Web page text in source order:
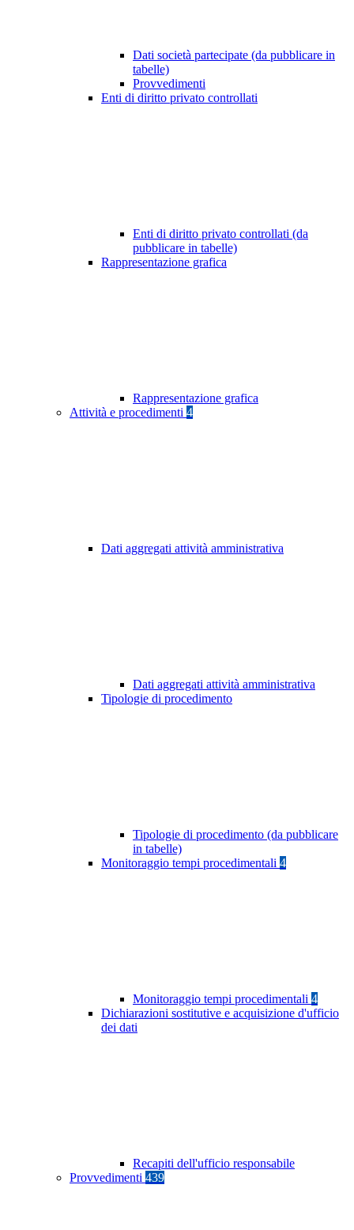
Dati società partecipate (da pubblicare in
tabelle)
Provvedimenti
Enti di diritto privato controllati
Enti di diritto privato controllati (da
pubblicare in tabelle)
Rappresentazione grafica
Rappresentazione grafica
Attività e procedimenti 4
Dati aggregati attività amministrativa
Dati aggregati attività amministrativa
Tipologie di procedimento
Tipologie di procedimento (da pubblicare
in tabelle)
Monitoraggio tempi procedimentali 4
Monitoraggio tempi procedimentali 4
Dichiarazioni sostitutive e acquisizione d'ufficio
dei dati
Recapiti dell'ufficio responsabile
Provvedimenti 439